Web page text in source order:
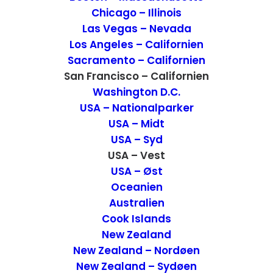
Chicago – Illinois
Las Vegas – Nevada
Los Angeles – Californien
Sacramento – Californien
San Francisco – Californien
Washington D.C.
USA – Nationalparker
USA – Midt
USA – Syd
USA – Vest
USA – Øst
Oceanien
Australien
Cook Islands
New Zealand
New Zealand – Nordøen
New Zealand – Sydøen
Lombard Street verdens mest
snoede gade
Lombard Street verdens mest snoede